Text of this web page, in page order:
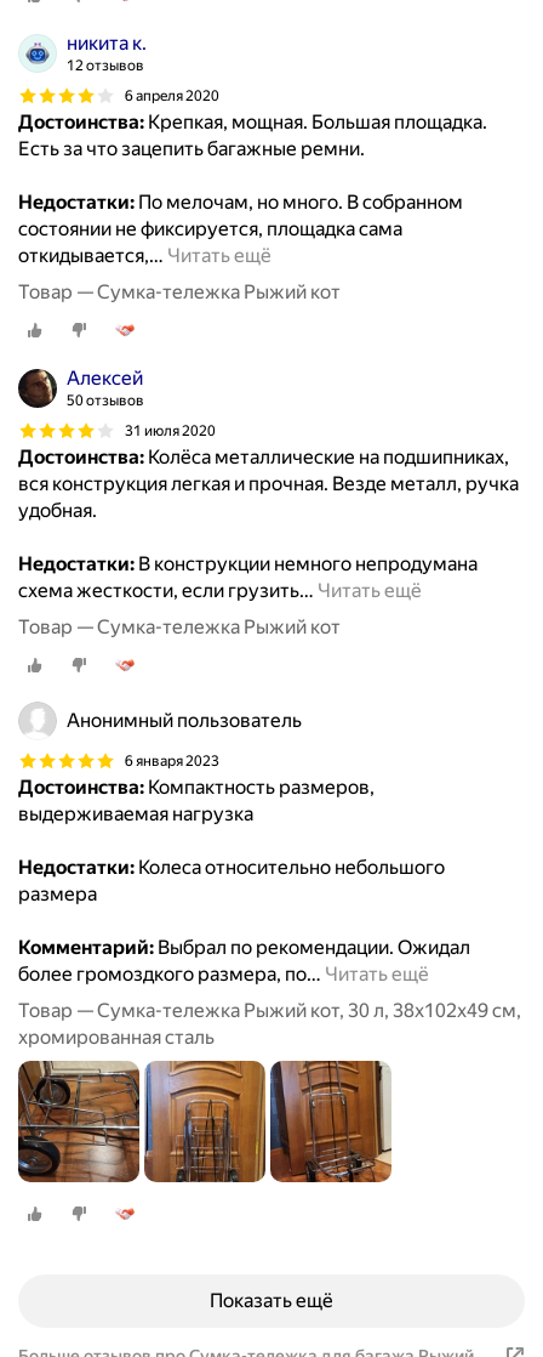
никита к.
12 отзывов
6 апреля 2020
Достоинства: Крепкая, мощная. Большая площадка.
Есть за что зацепить багажные ремни.
Недостатки: По мелочам, но много. В собранном
состоянии не фиксируется, площадка сама
откидывается,… Читать ещё
Товар — Сумка-тележка Рыжий кот
Алексей
50 отзывов
31 июля 2020
Достоинства: Колёса металлические на подшипниках,
вся конструкция легкая и прочная. Везде металл, ручка
удобная.
Недостатки: В конструкции немного непродумана
схема жесткости, если грузить… Читать ещё
Товар — Сумка-тележка Рыжий кот
Анонимный пользователь
6 января 2023
Достоинства: Компактность размеров,
выдерживаемая нагрузка
Недостатки: Колеса относительно небольшого
размера
Комментарий: Выбрал по рекомендации. Ожидал
более громоздкого размера, по… Читать ещё
Товар — Сумка-тележка Рыжий кот, 30 л, 38х102х49 см,
хромированная сталь
Показать ещё